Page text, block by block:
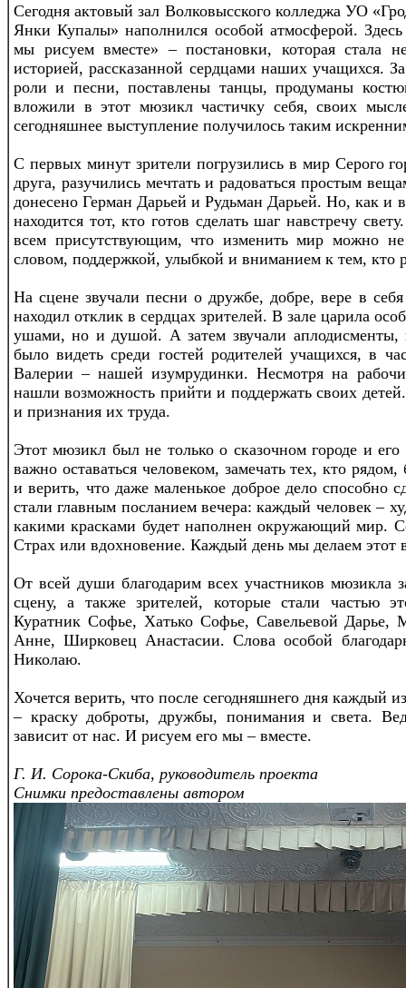
Сегодня актовый зал Волковысского колледжа УО
Янки Купалы» наполнился особой атмосферой.
мы рисуем вместе» – постановки, которая стала
историей, рассказанной сердцами наших учащихся.
роли и песни, поставлены танцы, продуманы
вложили в этот мюзикл частичку себя, своих
сегодняшнее выступление получилось таким
С первых минут зрители погрузились в мир Серого
друга, разучились мечтать и радоваться простым
донесено Герман Дарьей и Рудьман Дарьей. Но, как и
находится тот, кто готов сделать шаг навстречу
всем присутствующим, что изменить мир можно
словом, поддержкой, улыбкой и вниманием к тем, кто
На сцене звучали песни о дружбе, добре, вере в
находил отклик в сердцах зрителей. В зале царила
ушами, но и душой. А затем звучали аплодисменты,
было видеть среди гостей родителей учащихся, в
Валерии – нашей изумрудинки. Несмотря на
нашли возможность прийти и поддержать своих
и признания их труда.
Этот мюзикл был не только о сказочном городе и
важно оставаться человеком, замечать тех, кто
и верить, что даже маленькое доброе дело способно
стали главным посланием вечера: каждый человек –
какими красками будет наполнен окружающий мир.
Страх или вдохновение. Каждый день мы делаем этот
От всей души благодарим всех участников мюзикла
сцену, а также зрителей, которые стали частью
Куратник Софье, Хатько Софье, Савельевой
Анне, Ширковец Анастасии. Слова особой
Николаю.
Хочется верить, что после сегодняшнего дня каждый
– краску доброты, дружбы, понимания и света.
зависит от нас. И рисуем его мы – вместе.
Г. И. Сорока-Скиба, руководитель проекта
Снимки предоставлены автором